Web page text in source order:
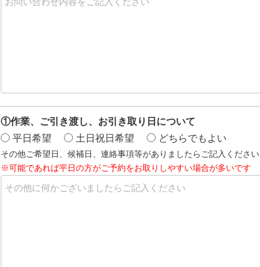
①作業、ご引き渡し、お引き取り日について
平日希望
土日祝日希望 どちらでもよい
その他ご希望日、候補日、連絡事項等がありましたらご記入ください
※可能であれば平日の方がご予約をお取りしやすい場合が多いです